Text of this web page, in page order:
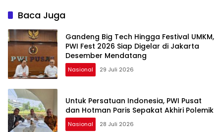
Melindungi Martabat
Wartawan
Baca Juga
Gandeng Big Tech Hingga Festival UMKM,
PWI Fest 2026 Siap Digelar di Jakarta
Desember Mendatang
Nasional 29 Juli 2026
Untuk Persatuan Indonesia, PWI Pusat
dan Hotman Paris Sepakat Akhiri Polemik
Nasional 28 Juli 2026